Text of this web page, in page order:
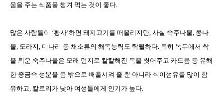
움을 주는 식품을 챙겨 먹는 것이 좋다.
많은 사람들이 ‘황사’하면 돼지고기를 떠올리지만, 사실 숙주나물, 콩나
물, 도라지, 미나리 등 채소류의 해독능력도 탁월하다. 특히 녹두에서 싹
을 틔운 숙주나물은 모래 먼지로 칼칼해진 목을 씻어주고 카드뮴 등 유해
한 중금속 성분을 몸 밖으로 배출시켜 줄 뿐 아니라 식이섬유를 많이 함
유하고, 칼로리가 낮아 여성들에게 인기가 높다.